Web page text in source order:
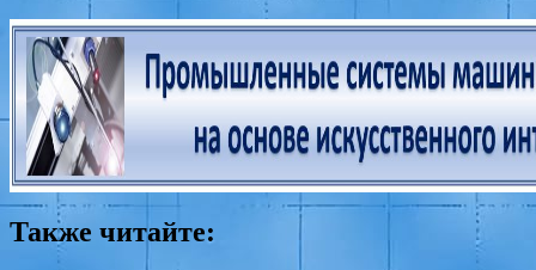
Также читайте: